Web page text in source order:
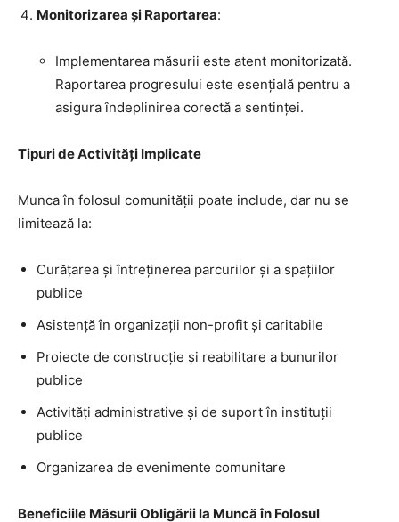
Monitorizarea și Raportarea:
Implementarea măsurii este atent monitorizată.
Raportarea progresului este esențială pentru a
asigura îndeplinirea corectă a sentinței.
Tipuri de Activități Implicate
Munca în folosul comunității poate include, dar nu se
limitează la:
Curățarea și întreținerea parcurilor și a spațiilor
publice
Asistență în organizații non-profit și caritabile
Proiecte de construcție și reabilitare a bunurilor
publice
Activități administrative și de suport în instituții
publice
Organizarea de evenimente comunitare
Beneficiile Măsurii Obligării la Muncă în Folosul